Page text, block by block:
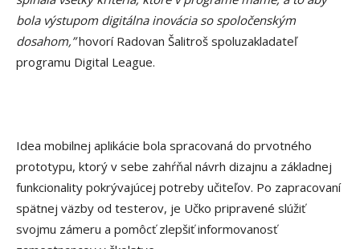
bola výstupom digitálna inovácia so spoločenským
dosahom,”hovorí Radovan Šalitroš spoluzakladateľ
programu Digital League.
Idea mobilnej aplikácie bola spracovaná do prvotného
prototypu, ktorý v sebe zahŕňal návrh dizajnu a základnej
funkcionality pokrývajúcej potreby učiteľov. Po zapracovaní
spätnej väzby od testerov, je Učko pripravené slúžiť
svojmu zámeru a pomôcť zlepšiť informovanosť